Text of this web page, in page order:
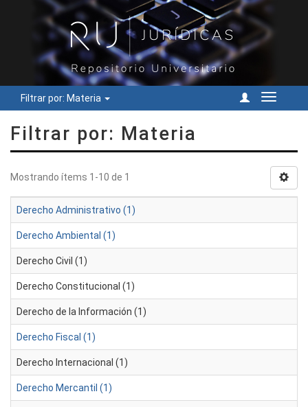
Filtrar por: Materia
Cambiar
Filtrar por: Materia
Mostrando ítems 1-10 de 1
Derecho Administrativo (1)
Derecho Ambiental (1)
Derecho Civil (1)
Derecho Constitucional (1)
Derecho de la Información (1)
Derecho Fiscal (1)
Derecho Internacional (1)
Derecho Mercantil (1)